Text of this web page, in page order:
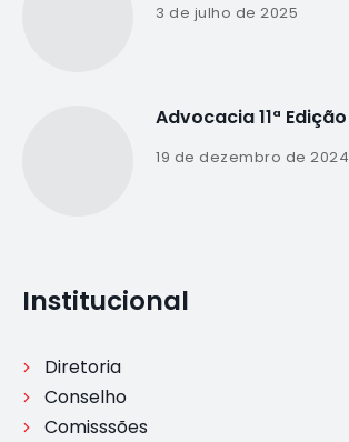
3 de julho de 2025
Advocacia 11ª Edição
19 de dezembro de 2024
Institucional
Diretoria
Conselho
Comisssões